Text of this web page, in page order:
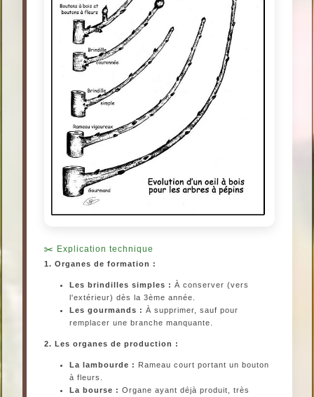
Explication technique
1. Organes de formation :
Les brindilles simples : À conserver (vers
l'extérieur) dès la 3ème année.
Les gourmands : À supprimer, sauf pour
remplacer une branche manquante.
2. Les organes de production :
La lambourde : Rameau court portant un bouton
à fleurs.
La bourse : Organe ayant déjà produit, très